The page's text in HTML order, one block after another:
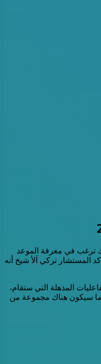
ترغب في معرفة الموعد
أكد المستشار تركي آلأ شيخ أنه
المذهلة التي ستقام،
سيكون هناك مجموعة من